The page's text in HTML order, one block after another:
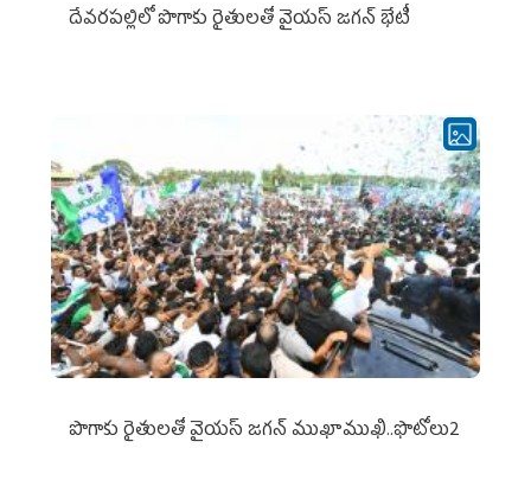
దేవరపల్లిలో పొగాకు రైతులతో వైయస్ జగన్ భేటీ
పొగాకు రైతుల‌తో వైయ‌స్ జ‌గ‌న్ ముఖాముఖి..ఫొటోలు2